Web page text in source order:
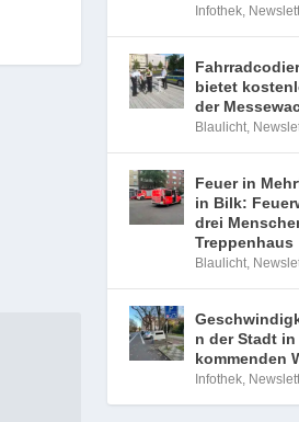
Infothek,
bietet
der
Blaulicht,
Feuer in
in Bilk:
drei
Treppenhaus
Blaulicht,
n der Stadt in
kommenden
Infothek,